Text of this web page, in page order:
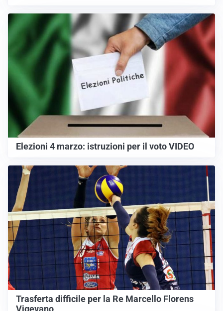
Elezioni 4 marzo: istruzioni per il voto VIDEO
Trasferta difficile per la Re Marcello Florens
Vigevano